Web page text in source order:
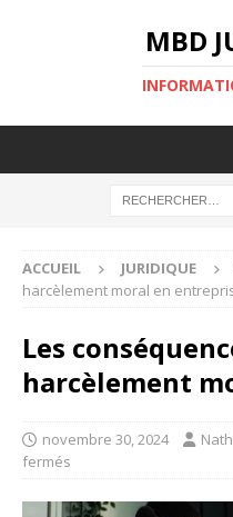
MBD
ACCUEIL JURIDIQUE
harcèlement moral en
Les
harcèlement
novembre 30, 2024
fermés